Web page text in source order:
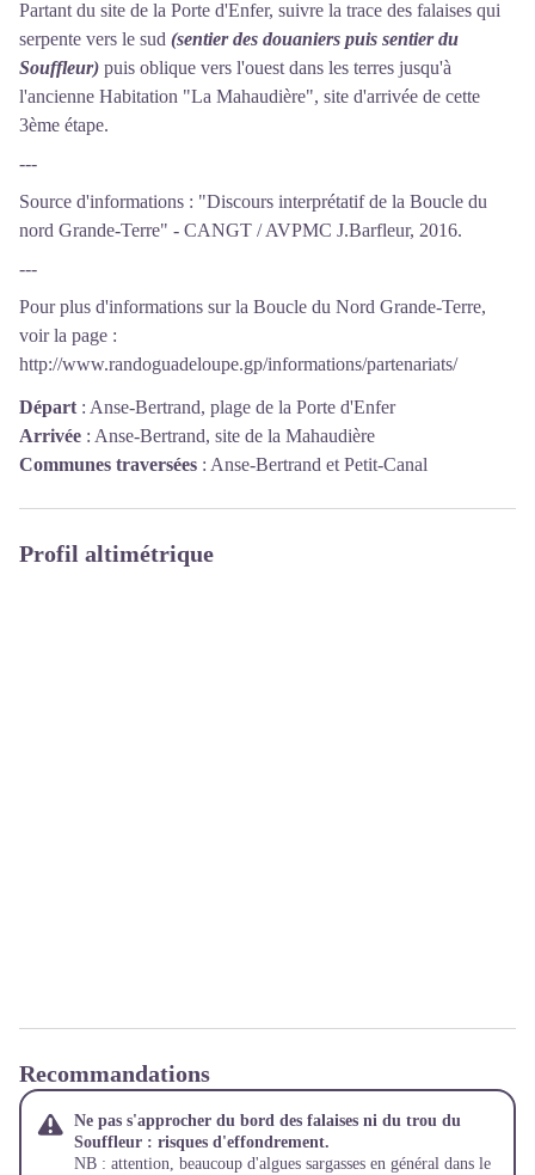
Partant du site de la Porte d'Enfer, suivre la trace des falaises qui
serpente vers le sud (sentier des douaniers puis sentier du
Souffleur) puis oblique vers l'ouest dans les terres jusqu'à
l'ancienne Habitation "La Mahaudière", site d'arrivée de cette
3ème étape.
---
Source d'informations : "Discours interprétatif de la Boucle du
nord Grande-Terre" - CANGT / AVPMC J.Barfleur, 2016.
---
Pour plus d'informations sur la Boucle du Nord Grande-Terre,
voir la page :
http://www.randoguadeloupe.gp/informations/partenariats/
Départ : Anse-Bertrand, plage de la Porte d'Enfer
Arrivée : Anse-Bertrand, site de la Mahaudière
Communes traversées : Anse-Bertrand et Petit-Canal
Profil altimétrique
Recommandations
Ne pas s'approcher du bord des falaises ni du trou du
Souffleur : risques d'effondrement.
NB : attention, beaucoup d'algues sargasses en général dans le